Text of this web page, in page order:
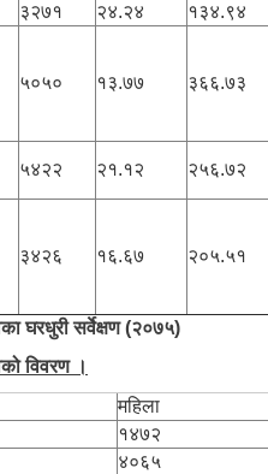
३२७१ २४.२४ १३४.९४
५०५० १३.७७ ३६६.७३
५४२२ २१.१२ २५६.७२
३४२६ १६.६७ २०५.५१
घरधुरी सर्वेक्षण (२०७५)
विवरण ।
महिला
१४७२
४०६५